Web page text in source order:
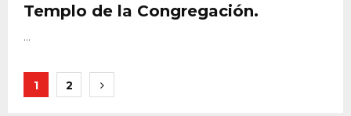
Templo de la Congregación.
...
Paginación
1 2